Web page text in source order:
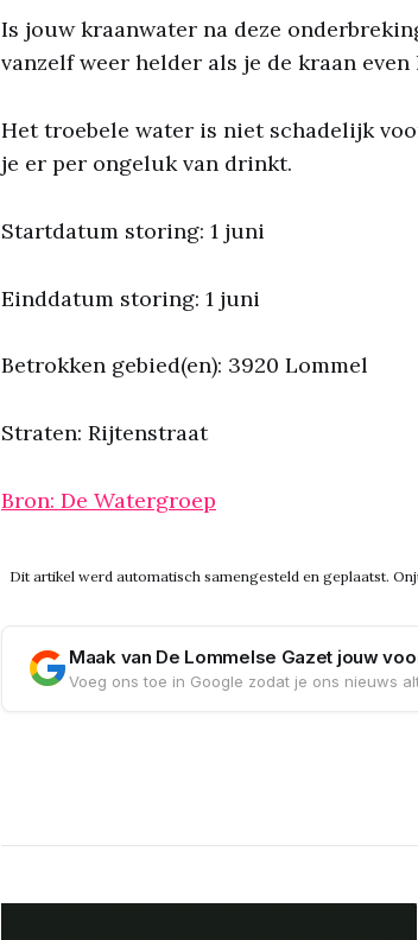
Is jouw kraanwater na deze
vanzelf weer helder als je de kraan even
Het troebele water is niet schadelijk
je er per ongeluk van drinkt.
Startdatum storing: 1 juni
Einddatum storing: 1 juni
Betrokken gebied(en): 3920 Lommel
Straten: Rijtenstraat
Bron: De Watergroep
Dit artikel werd automatisch samengesteld en geplaatst.
Maak van De Lommelse Gazet jouw
Voeg ons toe in Google zodat je ons nieuws